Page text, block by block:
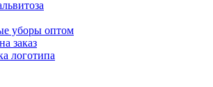
уборы оптом
заказ
логотипа